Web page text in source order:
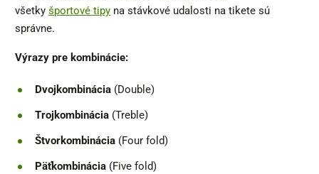
všetky športové tipy na stávkové udalosti na tikete sú
správne.
Výrazy pre kombinácie:
Dvojkombinácia (Double)
Trojkombinácia (Treble)
Štvorkombinácia (Four fold)
Päťkombinácia (Five fold)